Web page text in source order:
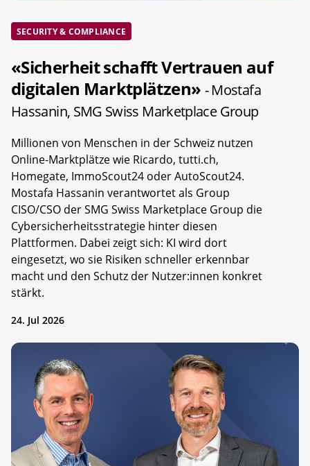
SECURITY & COMPLIANCE
«Sicherheit schafft Vertrauen auf
digitalen Marktplätzen» - Mostafa
Hassanin, SMG Swiss Marketplace Group
Millionen von Menschen in der Schweiz nutzen
Online-Marktplätze wie Ricardo, tutti.ch,
Homegate, ImmoScout24 oder AutoScout24.
Mostafa Hassanin verantwortet als Group
CISO/CSO der SMG Swiss Marketplace Group die
Cybersicherheitsstrategie hinter diesen
Plattformen. Dabei zeigt sich: KI wird dort
eingesetzt, wo sie Risiken schneller erkennbar
macht und den Schutz der Nutzer:innen konkret
stärkt.
24. Jul 2026